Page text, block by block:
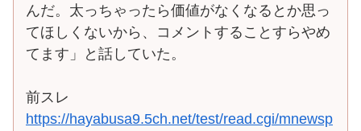
んだ。太っちゃったら価値がなくなるとか思っ
てほしくないから、コメントすることすらやめ
てます」と話していた。
前スレ
https://hayabusa9.5ch.net/test/read.cgi/mnewsp